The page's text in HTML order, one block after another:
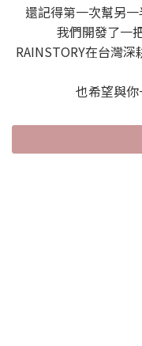
還記得第一次幫另
我們開發了一
RAINSTORY在台灣
也希望與